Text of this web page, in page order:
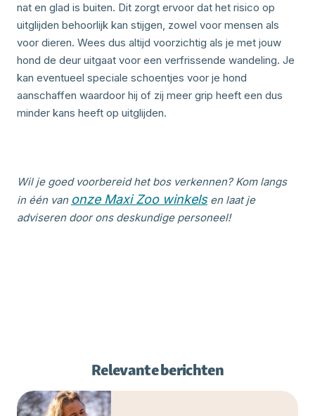
nat en glad is buiten. Dit zorgt ervoor dat het risico op
uitglijden behoorlijk kan stijgen, zowel voor mensen als
voor dieren. Wees dus altijd voorzichtig als je met jouw
hond de deur uitgaat voor een verfrissende wandeling. Je
kan eventueel speciale schoentjes voor je hond
aanschaffen waardoor hij of zij meer grip heeft een dus
minder kans heeft op uitglijden.
Wil je goed voorbereid het bos verkennen? Kom langs
in één van onze Maxi Zoo winkelsen laat je
adviseren door ons deskundige personeel!
Relevante berichten